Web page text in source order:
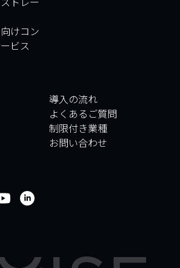
けコン
ビス
導入の流れ
よくあるご質問
制限付き業種
お問い合わせ
OMISE SUPPORT.
HOW CAN WE